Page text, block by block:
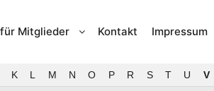
Mitglieder Kontakt Impressum
K L M N O P R S T U V